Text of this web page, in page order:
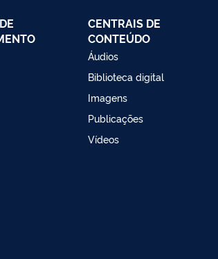
CENTRAIS DE
CONTEÚDO
Áudios
Biblioteca digital
Imagens
Publicações
Vídeos